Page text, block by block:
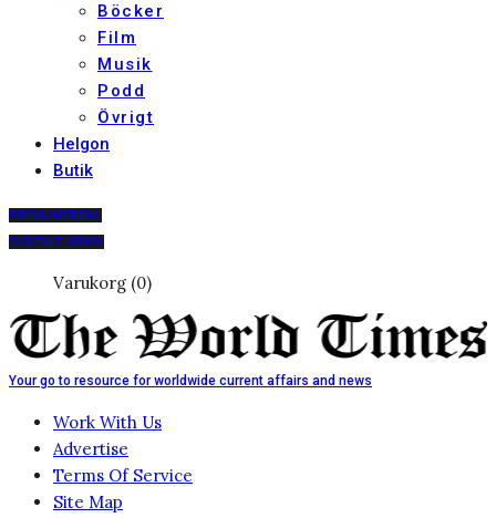
Böcker
Film
Musik
Podd
Övrigt
Helgon
Butik
PRENUMERERA
DIGITALT ARKIV
Varukorg (0)
Your go to resource for worldwide current affairs and news
Work With Us
Advertise
Terms Of Service
Site Map